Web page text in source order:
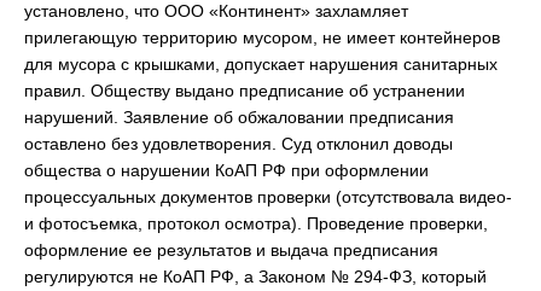
установлено, что ООО «Континент» захламляет
прилегающую территорию мусором, не имеет контейнеров
для мусора с крышками, допускает нарушения санитарных
правил. Обществу выдано предписание об устранении
нарушений. Заявление об обжаловании предписания
оставлено без удовлетворения. Суд отклонил доводы
общества о нарушении КоАП РФ при оформлении
процессуальных документов проверки (отсутствовала видео-
и фотосъемка, протокол осмотра). Проведение проверки,
оформление ее результатов и выдача предписания
регулируются не КоАП РФ, а Законом № 294-ФЗ, который